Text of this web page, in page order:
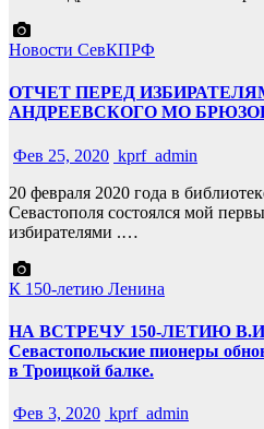
Новости СевКПРФ
ОТЧЕТ ПЕРЕД
АНДРЕЕВСКОГО МО
Фев 25, 2020 kprf_admin
20 февраля 2020 года в
Севастополя состоялся мой
избирателями .…
К 150-летию Ленина
НА ВСТРЕЧУ 150-ЛЕТИЮ
Севастопольские пионеры
в Троицкой балке.
Фев 3, 2020 kprf_admin